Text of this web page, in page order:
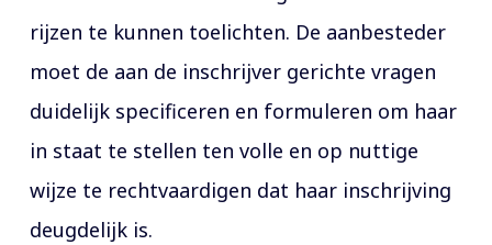
rijzen te kunnen toelichten. De aanbesteder
moet de aan de inschrijver gerichte vragen
duidelijk specificeren en formuleren om haar
in staat te stellen ten volle en op nuttige
wijze te rechtvaardigen dat haar inschrijving
deugdelijk is.